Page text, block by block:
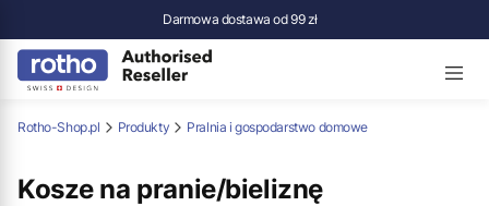
Darmowa dostawa od 99 zł
Rotho-Shop.pl Produkty Pralnia i gospodarstwo domowe
Kosze na pranie/bieliznę